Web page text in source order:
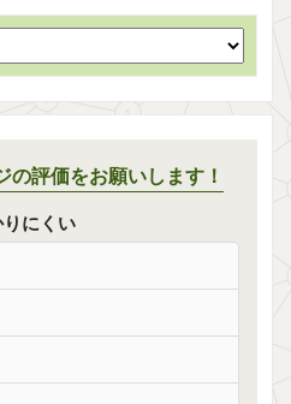
の評価をお願いします！
にくい